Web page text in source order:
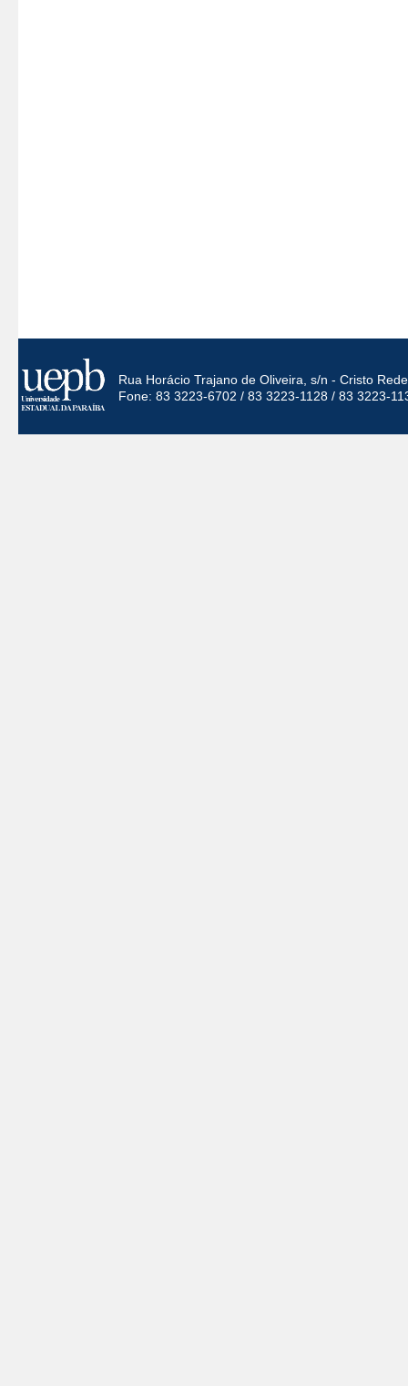
Rua Horácio Trajano de Oliveira, s/n - Cristo
Fone: 83 3223-6702 / 83 3223-1128 / 83 3223-